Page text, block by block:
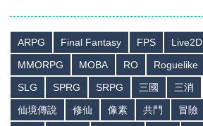
ARPG Final Fantasy FPS
Live2D
MMORPG
MOBA RO
Roguelike
SLG
SPRG SRPG 三國
三消
仙境傳說
修仙 像素 共鬥
冒險